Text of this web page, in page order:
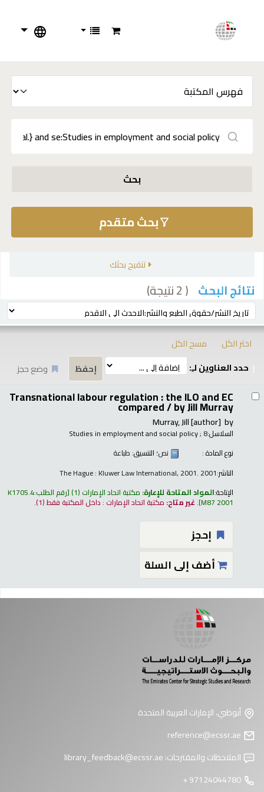
بحث
بحث متقدم
تنقيح بحثك
نتائج البحث ( 2 نتيجة)
ترتيب بواسطة:
اختر الكل
مسح الكل
حدد العناوين لـِ:
وضع حجز
Transnational labour regulation : the ILO and EC
compared /by Jill Murray
by
Murray, Jill[author]
السلاسل: Studies in employment and social policy; 8
نوع المادة :
نص؛ التنسيق: طباعة
الناشر:The Hague : Kluwer Law International, 2001. 2001
الإتاحة:المواد المتاحة للإعارة: مكتبة اتحاد الإمارات (1) رقم الطلب:K1705.4
M87 2001
.غير متاح: مكتبة اتحاد الإمارات : داخل المكتبة فقط(1).
إحجز
أضف إلى السلة
أبوظبي، الإمارات العربية المتحدة
الملاحظات والمقترحات:library_feedback@ecssr.ae